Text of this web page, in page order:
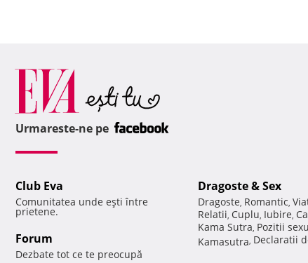
Urmareste-ne pe
Club Eva
Comunitatea unde eşti între
prietene.
Forum
Dezbate tot ce te preocupă
Dragoste & Sex
Dragoste, Romantic,
Relatii, Cuplu, Iubire,
Kama Sutra, Pozitii
Kamasutra, Declaratii